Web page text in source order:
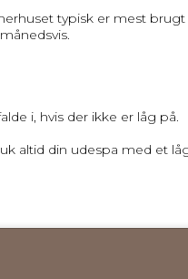
typisk er mest brugt
i, hvis der ikke er låg på.
altid din udespa med et